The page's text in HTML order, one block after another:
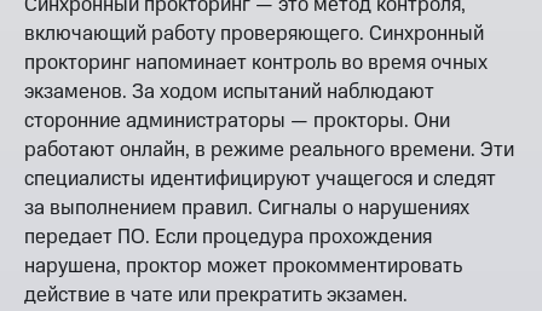
включающий работу проверяющего. Синхронный
прокторинг напоминает контроль во время очных
экзаменов. За ходом испытаний наблюдают
сторонние администраторы — прокторы. Они
работают онлайн, в режиме реального времени. Эти
специалисты идентифицируют учащегося и следят
за выполнением правил. Сигналы о нарушениях
передает ПО. Если процедура прохождения
нарушена, проктор может прокомментировать
действие в чате или прекратить экзамен.